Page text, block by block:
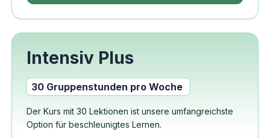
Intensiv Plus
30 Gruppenstunden pro Woche
Der Kurs mit 30 Lektionen ist unsere umfangreichste
Option für beschleunigtes Lernen.